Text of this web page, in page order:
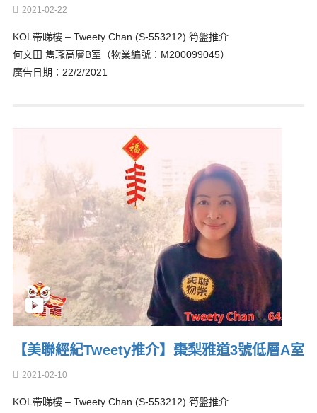
2021-02-22
KOL帶睇樓 – Tweety Chan (S-553212) 筍盤推介
何文田 雋瓏高層B室（物業編號：M200099045）
廣告日期：22/2/2021
【美聯經紀Tweety推介】棗梨雅道3號低層A室
2021-02-10
KOL帶睇樓 – Tweety Chan (S-553212) 筍盤推介